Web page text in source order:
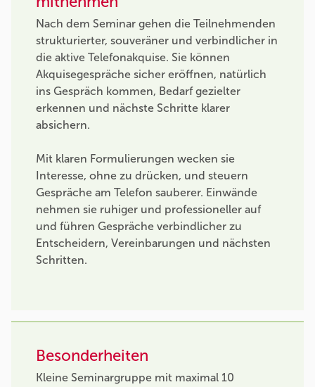
Nach dem Seminar gehen die Teilnehmenden
strukturierter, souveräner und verbindlicher in
die aktive Telefonakquise. Sie können
Akquisegespräche sicher eröffnen, natürlich
ins Gespräch kommen, Bedarf gezielter
erkennen und nächste Schritte klarer
absichern.
Mit klaren Formulierungen wecken sie
Interesse, ohne zu drücken, und steuern
Gespräche am Telefon sauberer. Einwände
nehmen sie ruhiger und professioneller auf
und führen Gespräche verbindlicher zu
Entscheidern, Vereinbarungen und nächsten
Schritten.
Besonderheiten
Kleine Seminargruppe mit maximal 10